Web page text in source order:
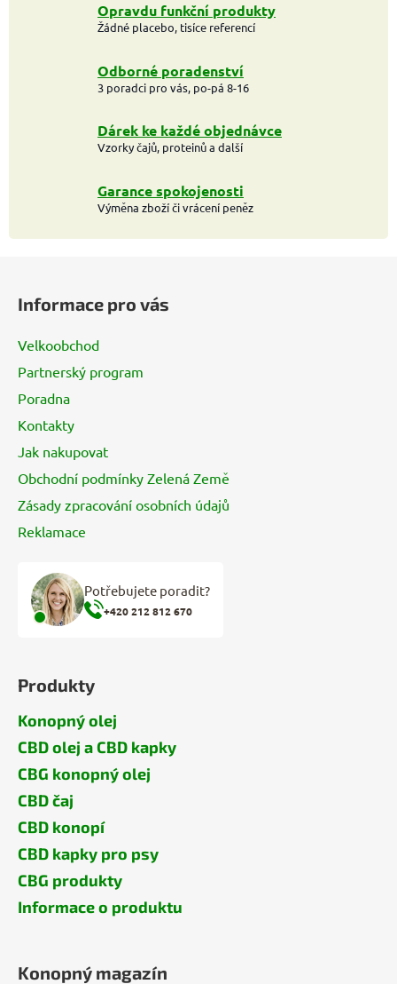
Opravdu funkční produkty
Žádné placebo, tisíce referencí
Odborné poradenství
3 poradci pro vás, po-pá 8-16
Dárek ke každé objednávce
Vzorky čajů, proteinů a další
Garance spokojenosti
Výměna zboží či vrácení peněz
Informace pro vás
Velkoobchod
Partnerský program
Poradna
Kontakty
Jak nakupovat
Obchodní podmínky Zelená Země
Zásady zpracování osobních údajů
Reklamace
Potřebujete poradit?
+420 212 812 670
Produkty
Konopný olej
CBD olej a CBD kapky
CBG konopný olej
CBD čaj
CBD konopí
CBD kapky pro psy
CBG produkty
Informace o produktu
Konopný magazín